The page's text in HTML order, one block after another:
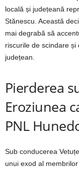
locală și județeană
Stănescu. Această
mai degrabă să
riscurile de scindare
județean.
Pierderea
Eroziunea
PNL
Sub conducerea
unui exod al